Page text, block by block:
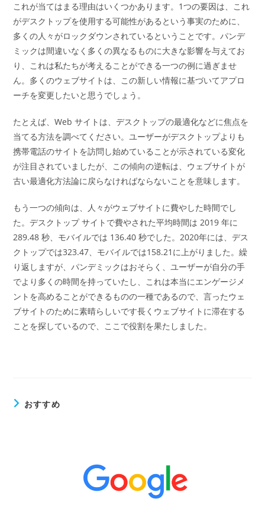
これが当てはまる理由はいくつかあります。1つの要因は、これ
がデスクトップを使用する可能性があるという事実のために、
多くの人々がロックダウンされているということです。パンデ
ミックは間違いなく多くの異なるものに大きな影響を与えてお
り、これは私たちが考えることができる一つの例に過ぎませ
ん。多くのウェブサイトは、この新しい情報に基づいてアプロ
ーチを変更したいと思うでしょう。
たとえば、Web サイトは、デスクトップの最適化などに焦点を
当てる方法を調べてください。ユーザーがデスクトップよりも
携帯電話のサイトを訪問し始めていることが示されている変化
が注目されていましたが、この傾向の逆転は、ウェブサイトが
古い最適化方法論に戻らなければならないことを意味します。
もう一つの傾向は、人々がウェブサイトに費やした時間でし
た。デスクトップ サイトで費やされた平均時間は 2019 年に
289.48 秒、モバイルでは 136.40 秒でした。2020年には、デス
クトップでは323.47、モバイルでは158.21に上がりました。繰
り返しますが、パンデミックはおそらく、ユーザーが自分の手
でより多くの時間を持っていたし、これは本当にエンゲージメ
ントを高めることができるものの一種であるので、言ったウェ
ブサイトのために素晴らしいです長くウェブサイトに滞在する
ことを探しているので、ここで役割を果たしました。
おすすめ